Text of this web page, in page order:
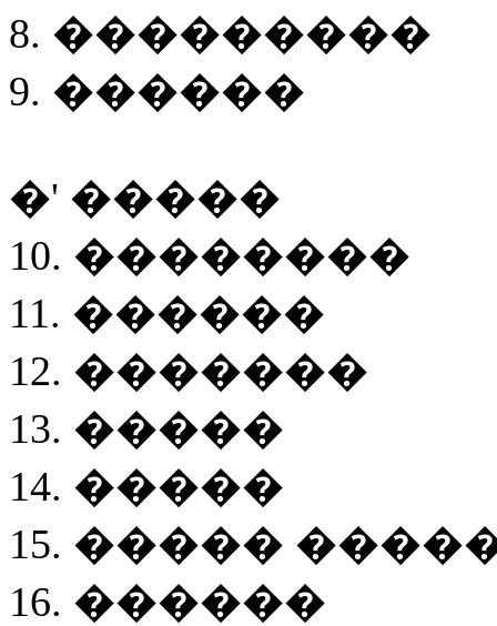
8. ���������
9. ������
�' �����
10. ��������
11. ������
12. �������
13. �����
14. �����
15. �����
16. ������